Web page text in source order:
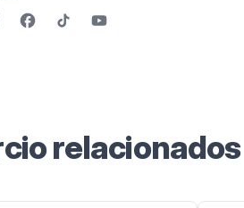
relacionados